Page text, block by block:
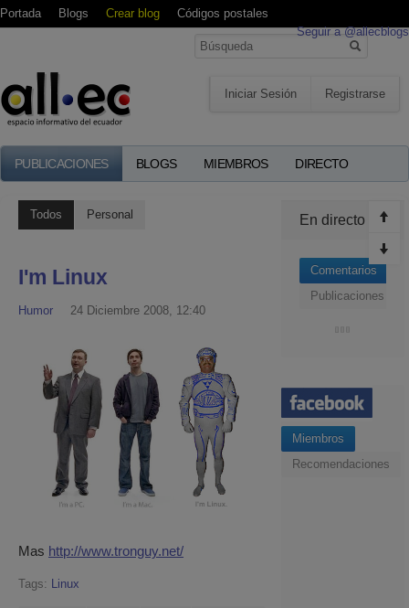
Portada Blogs Crear blog
Códigos postales
Seguir a @allecblogs
Iniciar Sesión Registrarse
PUBLICACIONES BLOGS MIEMBROS DIRECTO
Todos Personal
I'm Linux
Humor 24 Diciembre 2008, 12:40
Mas http://www.tronguy.net/
Tags: Linux
En directo
Comentarios
Publicaciones
Miembros
Recomendaciones